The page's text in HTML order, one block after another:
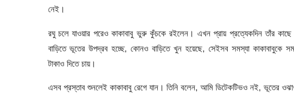
নেই।
রঘু চলে যাওয়ার পরেও কাকাবাবু ভুরু কুঁচকে রইলেন। এখন প্রায় প্রত্যেকদিন তাঁর
বাড়িতে ভূতের উপদ্রব হচ্ছে, কোনও বাড়িতে খুন হয়েছে, সেইসব সমস্যা কাকাবাবুকে
টাকাও দিতে চায়।
এসব প্রস্তাব শুনলেই কাকাবাবু রেগে যান। তিনি বলেন, আমি ডিটেকটিভও নই, ভূতের